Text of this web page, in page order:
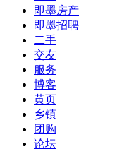
即墨房产
即墨招聘
二手
交友
服务
博客
黄页
乡镇
团购
论坛